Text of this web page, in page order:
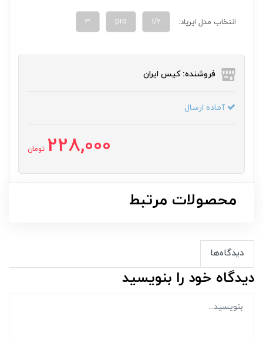
انتخاب مدل ایرپاد: 1/2
pro
3
فروشنده: کیس ایران
آماده ارسال
228,000 تومان
محصولات مرتبط
دیدگاه‌ها
دیدگاه خود را بنویسید